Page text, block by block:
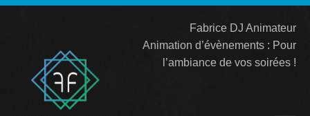
Fabrice DJ Animateur
Animation d’évènements : Pour
l’ambiance de vos soirées !